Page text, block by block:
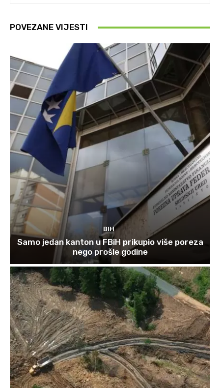
POVEZANE VIJESTI
BIH
Samo jedan kanton u FBiH prikupio više poreza
nego prošle godine